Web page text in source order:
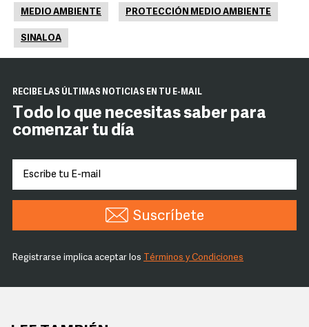
MEDIO AMBIENTE PROTECCIÓN MEDIO AMBIENTE
SINALOA
RECIBE LAS ÚLTIMAS NOTICIAS EN TU E-MAIL
Todo lo que necesitas saber para
comenzar tu día
Suscríbete
Registrarse implica aceptar los Términos y Condiciones